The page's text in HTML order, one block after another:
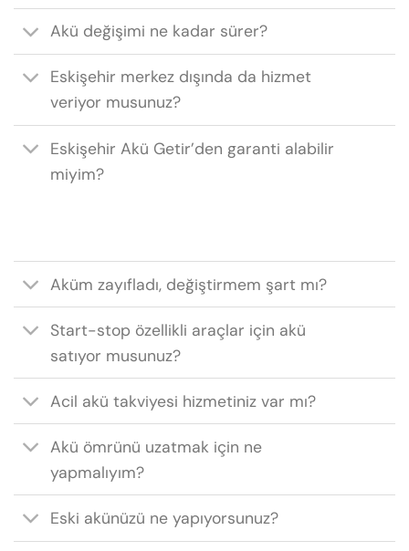
Akü değişimi ne kadar sürer?
Eskişehir merkez dışında da hizmet
veriyor musunuz?
Eskişehir Akü Getir’den garanti alabilir
miyim?
Aküm zayıfladı, değiştirmem şart mı?
Start-stop özellikli araçlar için akü
satıyor musunuz?
Acil akü takviyesi hizmetiniz var mı?
Akü ömrünü uzatmak için ne
yapmalıyım?
Eski akünüzü ne yapıyorsunuz?